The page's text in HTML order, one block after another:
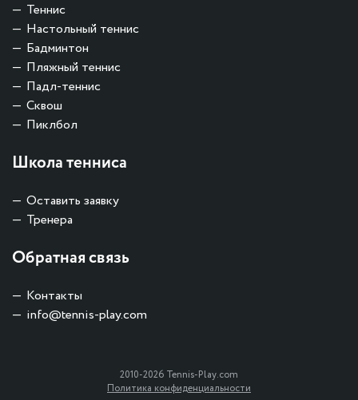
Теннис
Настольный теннис
Бадминтон
Пляжный теннис
Падл-теннис
Сквош
Пиклбол
Школа тенниса
Оставить заявку
Тренера
Обратная связь
Контакты
info@tennis-play.com
2010-2026 Tennis-Play.com
Политика конфиденциальности